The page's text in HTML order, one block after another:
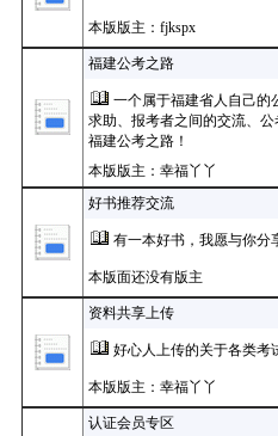
本版版主：fjkspx
福建公考之路
一个属于福建省人自己的
求助、报考者之间的交流、
福建公考之路！
本版版主：幸福丫丫
好书推荐交流
有一本好书，我愿与你分
本版面还没有版主
资料共享上传
好心人上传的关于各类考
本版版主：幸福丫丫
认证会员专区